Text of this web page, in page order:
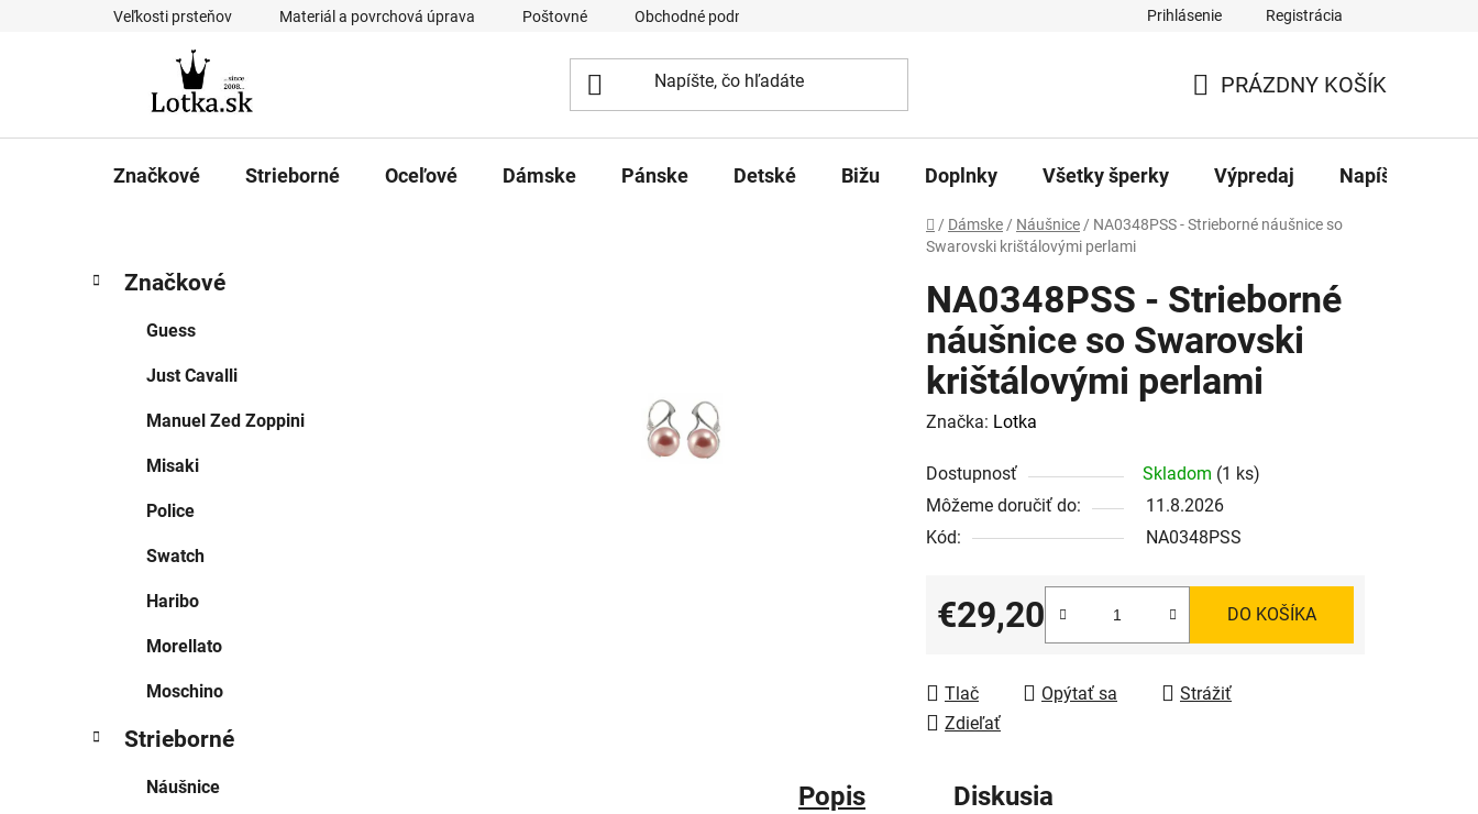
Veľkosti prsteňov Materiál a povrchová úprava Poštovné Obchodné podmienky Prihlásenie Registrácia
KOŠÍK
PRÁZDNY KOŠÍK
Značkové Strieborné Oceľové Dámske Pánske Detské Bižu Doplnky Všetky šperky Výpredaj Napíšte nám
Domov
/ Dámske / Náušnice / NA0348PSS - Strieborné náušnice so
Swarovski krištálovými perlami
B
kategórie
a
Značkové
Guess
Just Cavalli
Manuel Zed Zoppini
Misaki
Police
Swatch
Haribo
Morellato
Moschino
Strieborné
Náušnice
NA0348PSS - Strieborné
náušnice so Swarovski
krištálovými perlami
Značka: Lotka
Dostupnosť Skladom (1 ks)
Môžeme doručiť do:
11.8.2026
Kód:
NA0348PSS
€29,20
Jednotková cena:
DO KOŠÍKA
Tlač Opýtať sa
Strážiť
Zdieľať
Popis Diskusia